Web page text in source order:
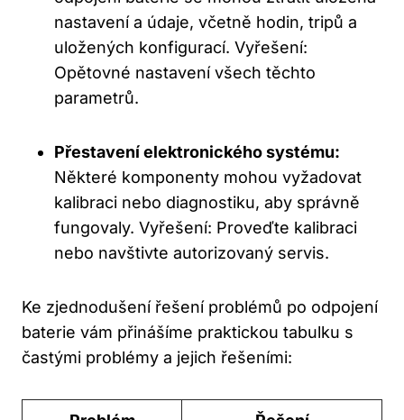
nastavení a údaje, včetně hodin, tripů a
uložených konfigurací. Vyřešení:
Opětovné nastavení všech těchto
parametrů.
Přestavení elektronického systému:
Některé komponenty mohou vyžadovat
kalibraci nebo diagnostiku, aby správně
fungovaly. Vyřešení: Proveďte kalibraci
nebo navštivte autorizovaný servis.
Ke zjednodušení řešení problémů po odpojení
baterie vám přinášíme praktickou tabulku s
častými problémy a jejich řešeními: